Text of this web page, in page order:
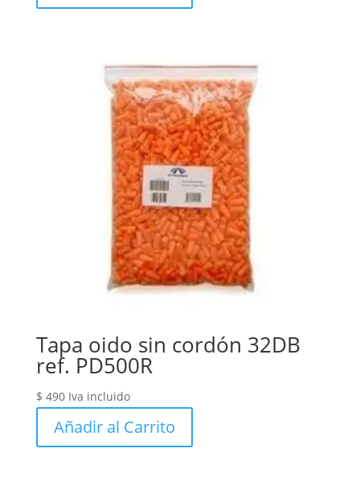
Tapa oido sin cordón 32DB
ref. PD500R
$ 490 Iva incluido
Añadir al Carrito